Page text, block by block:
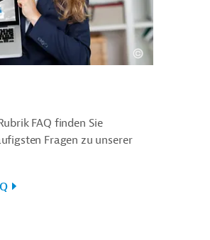
FAQ finden Sie
Fragen zu unserer